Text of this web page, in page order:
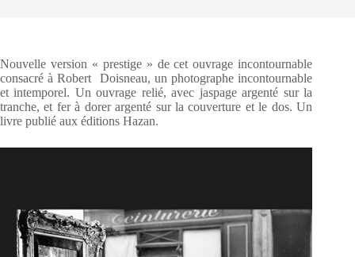
Nouvelle version « prestige » de cet ouvrage incontournable
consacré à Robert Doisneau, un photographe incontournable
et intemporel. Un ouvrage relié, avec jaspage argenté sur la
tranche, et fer à dorer argenté sur la couverture et le dos. Un
livre publié aux éditions Hazan.